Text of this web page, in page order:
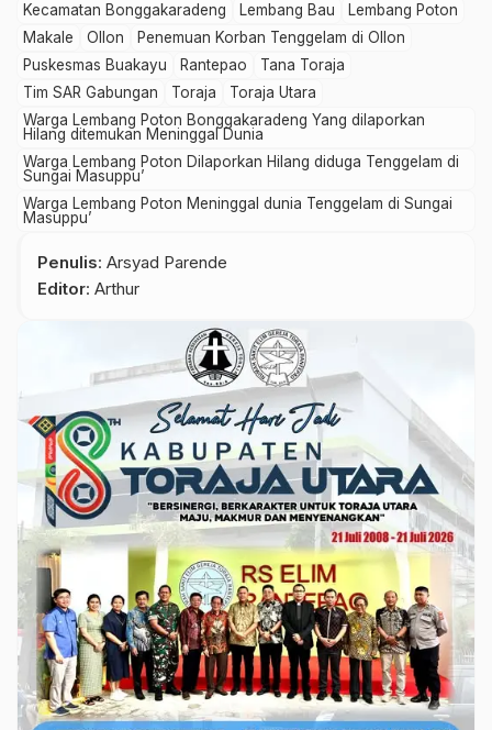
Kecamatan Bonggakaradeng
Lembang Bau
Lembang Poton
Makale
Ollon
Penemuan Korban Tenggelam di Ollon
Puskesmas Buakayu
Rantepao
Tana Toraja
Tim SAR Gabungan
Toraja
Toraja Utara
Warga Lembang Poton Bonggakaradeng Yang dilaporkan
Hilang ditemukan Meninggal Dunia
Warga Lembang Poton Dilaporkan Hilang diduga Tenggelam di
Sungai Masuppu’
Warga Lembang Poton Meninggal dunia Tenggelam di Sungai
Masuppu’
Penulis: Arsyad Parende
Editor: Arthur